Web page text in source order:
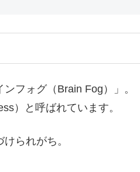
フォグ（Brain Fog）」。
）と呼ばれています。
られがち。